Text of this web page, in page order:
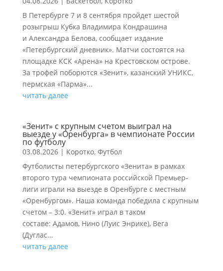
В Петербурге 7 и 8 сентября пройдет шестой
розыгрыш Кубка Владимира Кондрашина
и Александра Белова, сообщает издание
«Петербургский дневник». Матчи состоятся на
площадке КСК «Арена» на Крестовском острове.
За трофей поборются «Зенит», казанский УНИКС,
пермская «Парма»...
читать далее
«Зенит» с крупным счетом выиграл на
выезде у «Оренбурга» в чемпионате России
по футболу
03.08.2026| Коротко, Футбол
Футболисты петербургского «Зенита» в рамках
второго тура чемпионата российской Премьер-
лиги играли на выезде в Оренбурге с местным
«Оренбургом». Наша команда победила с крупным
счетом – 3:0. «Зенит» играл в таком
составе: Адамов, Нино (Луис Энрике), Вега
(Дуглас...
читать далее